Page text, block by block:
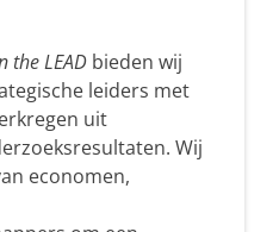
the LEAD bieden wij
leiders met
uit
Wij
economen,